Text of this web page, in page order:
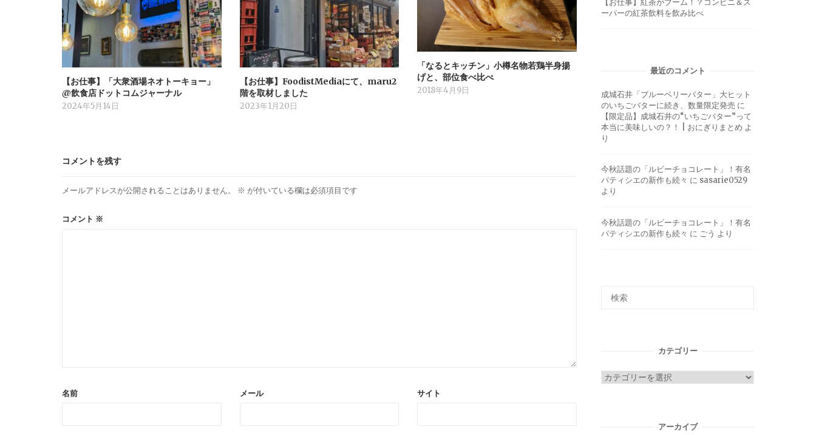
【お仕事】「大衆酒場ネオトーキョー」
@飲食店ドットコムジャーナル
2024年5月14日
【お仕事】FoodistMediaにて、maru2
階を取材しました
2023年1月20日
「なるとキッチン」小樽名物若鶏半身揚
げと、部位食べ比べ
2018年4月9日
コメントを残す
メールアドレスが公開されることはありません。 ※ が付いている欄は必須項目です
コメント ※
名前 メール サイト
ーパーの紅茶飲料を飲み比べ
最近のコメント
成城石井「ブルーベリーバター」大ヒット
のいちごバターに続き、数量限定発売 に
【限定品】成城石井の“いちごバター”って
本当に美味しいの？！ | おにぎりまとめ よ
り
今秋話題の「ルビーチョコレート」！有名
パティシエの新作も続々 に sasarie0529
より
今秋話題の「ルビーチョコレート」！有名
パティシエの新作も続々 に ごう より
カテゴリー
カ
アーカイブ